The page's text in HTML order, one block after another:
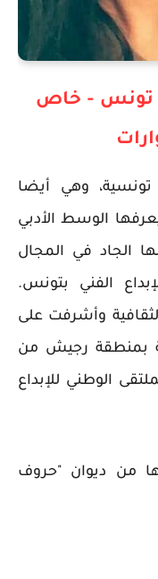
- تونس - خاص
وهي أيضا
الوسط الأدبي
الجاد في المجال
الفني بتونس.
وأشرفت على
بمنطقة رجيش من
الوطني للإبداع
من ديوان "حروف